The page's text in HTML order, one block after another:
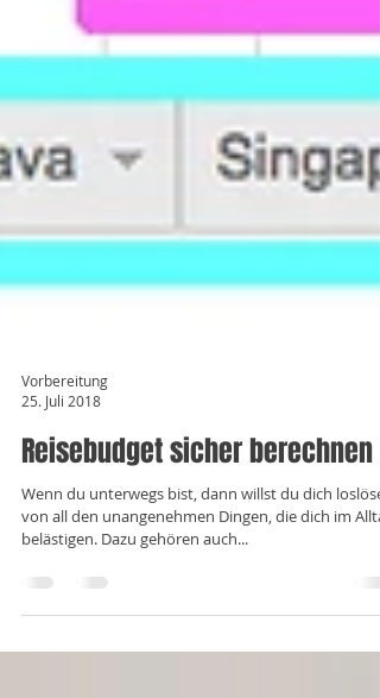
Vorbereitung
25. Juli 2018
Reisebudget sicher berechnen
Wenn du unterwegs bist, dann willst du dich
von all den unangenehmen Dingen, die dich im